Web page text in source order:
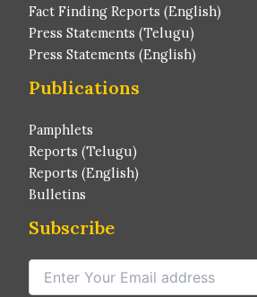
Fact Finding Reports (English)
Press Statements (Telugu)
Press Statements (English)
Publications
Pamphlets
Reports (Telugu)
Reports (English)
Bulletins
Subscribe